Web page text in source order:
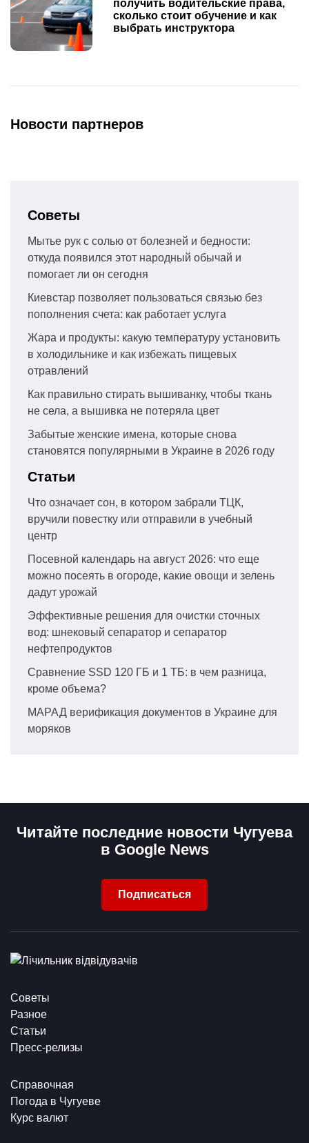
получить водительские права,
сколько стоит обучение и как
выбрать инструктора
Новости партнеров
Советы
Мытье рук с солью от болезней и бедности:
откуда появился этот народный обычай и
помогает ли он сегодня
Киевстар позволяет пользоваться связью без
пополнения счета: как работает услуга
Жара и продукты: какую температуру установить
в холодильнике и как избежать пищевых
отравлений
Как правильно стирать вышиванку, чтобы ткань
не села, а вышивка не потеряла цвет
Забытые женские имена, которые снова
становятся популярными в Украине в 2026 году
Статьи
Что означает сон, в котором забрали ТЦК,
вручили повестку или отправили в учебный
центр
Посевной календарь на август 2026: что еще
можно посеять в огороде, какие овощи и зелень
дадут урожай
Эффективные решения для очистки сточных
вод: шнековый сепаратор и сепаратор
нефтепродуктов
Сравнение SSD 120 ГБ и 1 ТБ: в чем разница,
кроме объема?
МАРАД верификация документов в Украине для
моряков
Читайте последние новости Чугуева
в Google News
Подписаться
Советы
Разное
Статьи
Пресс-релизы
Справочная
Погода в Чугуеве
Курс валют